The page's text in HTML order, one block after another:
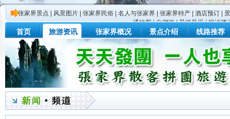
张家界景点 风景图片 张家界民俗 名人与张家界 张家界特产 酒店预订
通地图|自驾游|导游风采|投诉建
首页 旅游资讯 张家界概况 景点介绍 线路推荐